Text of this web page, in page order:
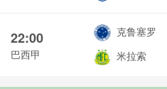
22:00
巴西甲
克鲁塞罗
米拉索